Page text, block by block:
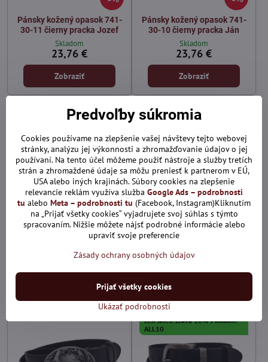
Pánsky kožený opasok 741-
30-11 čierny pracka Jozef
Skladom
23,76 €
Zobraziť
Pánsky kožený opasok 741-
30-10 čierny pracka Ján
Skladom
23,76 €
Zobraziť
5%
Pánsky kožený opasok 741-
30-09 čierny pracka Daniel
Skladom
5%
Pánsky kožený opasok 741-
30-08 čierny pracka
Skladom
Len dnes: Zľava 10% s kódom:
ALL10
Predvoľby súkromia
Cookies používame na zlepšenie vašej návštevy tejto webovej
stránky, analýzu jej výkonnosti a zhromažďovanie údajov o jej
používaní. Na tento účel môžeme použiť nástroje a služby tretích
strán a zhromaždené údaje sa môžu preniesť k partnerom v EÚ,
USA alebo iných krajinách. Súbory cookies na zlepšenie
relevancie reklám využíva služba Google Ads – podrobnosti
tu alebo Meta – podrobnosti tu (Facebook, Instagram)Kliknutím
na „Prijať všetky cookies“ vyjadrujete svoj súhlas s týmto
spracovaním. Nižšie môžete nájsť podrobné informácie alebo
upraviť svoje preferencie
Zásady ochrany osobných údajov
Ukázať podrobnosti
Prijať všetky cookies